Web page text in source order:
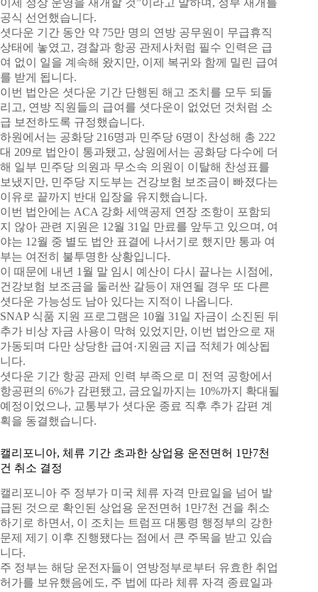
공식 선언했습니다.
셧다운 기간 동안 약 75만 명의 연방 공무원이 무급휴직
상태에 놓였고, 경찰과 항공 관제사처럼 필수 인력은 급
여 없이 일을 계속해 왔지만, 이제 복귀와 함께 밀린 급여
를 받게 됩니다.
이번 법안은 셧다운 기간 단행된 해고 조치를 모두 되돌
리고, 연방 직원들의 급여를 셧다운이 없었던 것처럼 소
급 보전하도록 규정했습니다.
하원에서는 공화당 216명과 민주당 6명이 찬성해 총 222
대 209로 법안이 통과됐고, 상원에서는 공화당 다수에 더
해 일부 민주당 의원과 무소속 의원이 이탈해 찬성표를
보냈지만, 민주당 지도부는 건강보험 보조금이 빠졌다는
이유로 끝까지 반대 입장을 유지했습니다.
이번 법안에는 ACA 강화 세액공제 연장 조항이 포함되
지 않아 관련 지원은 12월 31일 만료를 앞두고 있으며, 여
야는 12월 중 별도 법안 표결에 나서기로 했지만 통과 여
부는 여전히 불투명한 상황입니다.
이 때문에 내년 1월 말 임시 예산이 다시 끝나는 시점에,
건강보험 보조금을 둘러싼 갈등이 재연될 경우 또 다른
셧다운 가능성도 남아 있다는 지적이 나옵니다.
SNAP 식품 지원 프로그램은 10월 31일 자금이 소진된 뒤
추가 비상 자금 사용이 막혀 있었지만, 이번 법안으로 재
가동되며 다만 상당한 급여·지원금 지급 적체가 예상됩
니다.
셧다운 기간 항공 관제 인력 부족으로 미 전역 공항에서
항공편의 6%가 감편됐고, 금요일까지는 10%까지 확대될
예정이었으나, 교통부가 셧다운 종료 직후 추가 감편 계
획을 동결했습니다.
캘리포니아, 체류 기간 초과한 상업용 운전면허 1만7천
건 취소 결정
캘리포니아 주 정부가 미국 체류 자격 만료일을 넘어 발
급된 것으로 확인된 상업용 운전면허 1만7천 건을 취소
하기로 하면서, 이 조치는 트럼프 대통령 행정부의 강한
문제 제기 이후 진행됐다는 점에서 큰 주목을 받고 있습
니다.
주 정부는 해당 운전자들이 연방정부로부터 유효한 취업
허가를 보유했음에도, 주 법에 따라 체류 자격 종료일과